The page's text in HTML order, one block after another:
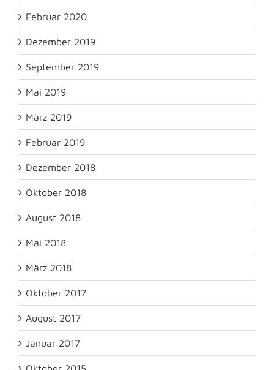
Februar 2020
Dezember 2019
September 2019
Mai 2019
März 2019
Februar 2019
Dezember 2018
Oktober 2018
August 2018
Mai 2018
März 2018
Oktober 2017
August 2017
Januar 2017